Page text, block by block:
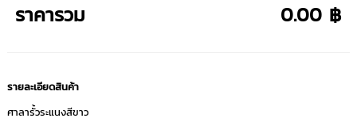
ราคารวม 0.00 ฿
รายละเอียดสินค้า
ศาลารั้วระแนงสีขาว